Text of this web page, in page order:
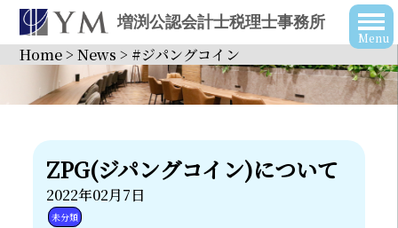
増渕公認会計士税理士事務所
Home>News > #ジパングコイン
ZPG(ジパングコイン)について
2022年02月7日
未分類